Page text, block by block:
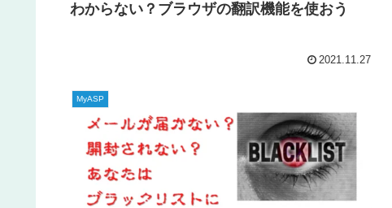
わからない？ブラウザの翻訳機能を使おう
2021.11.27
MyASP